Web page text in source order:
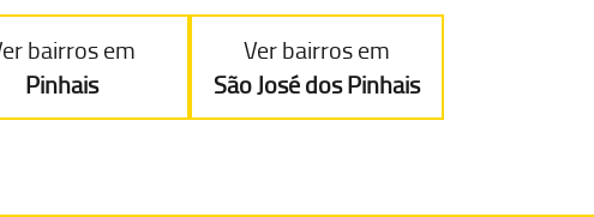
bairros em
Pinhais
Ver bairros em
São José dos Pinhais